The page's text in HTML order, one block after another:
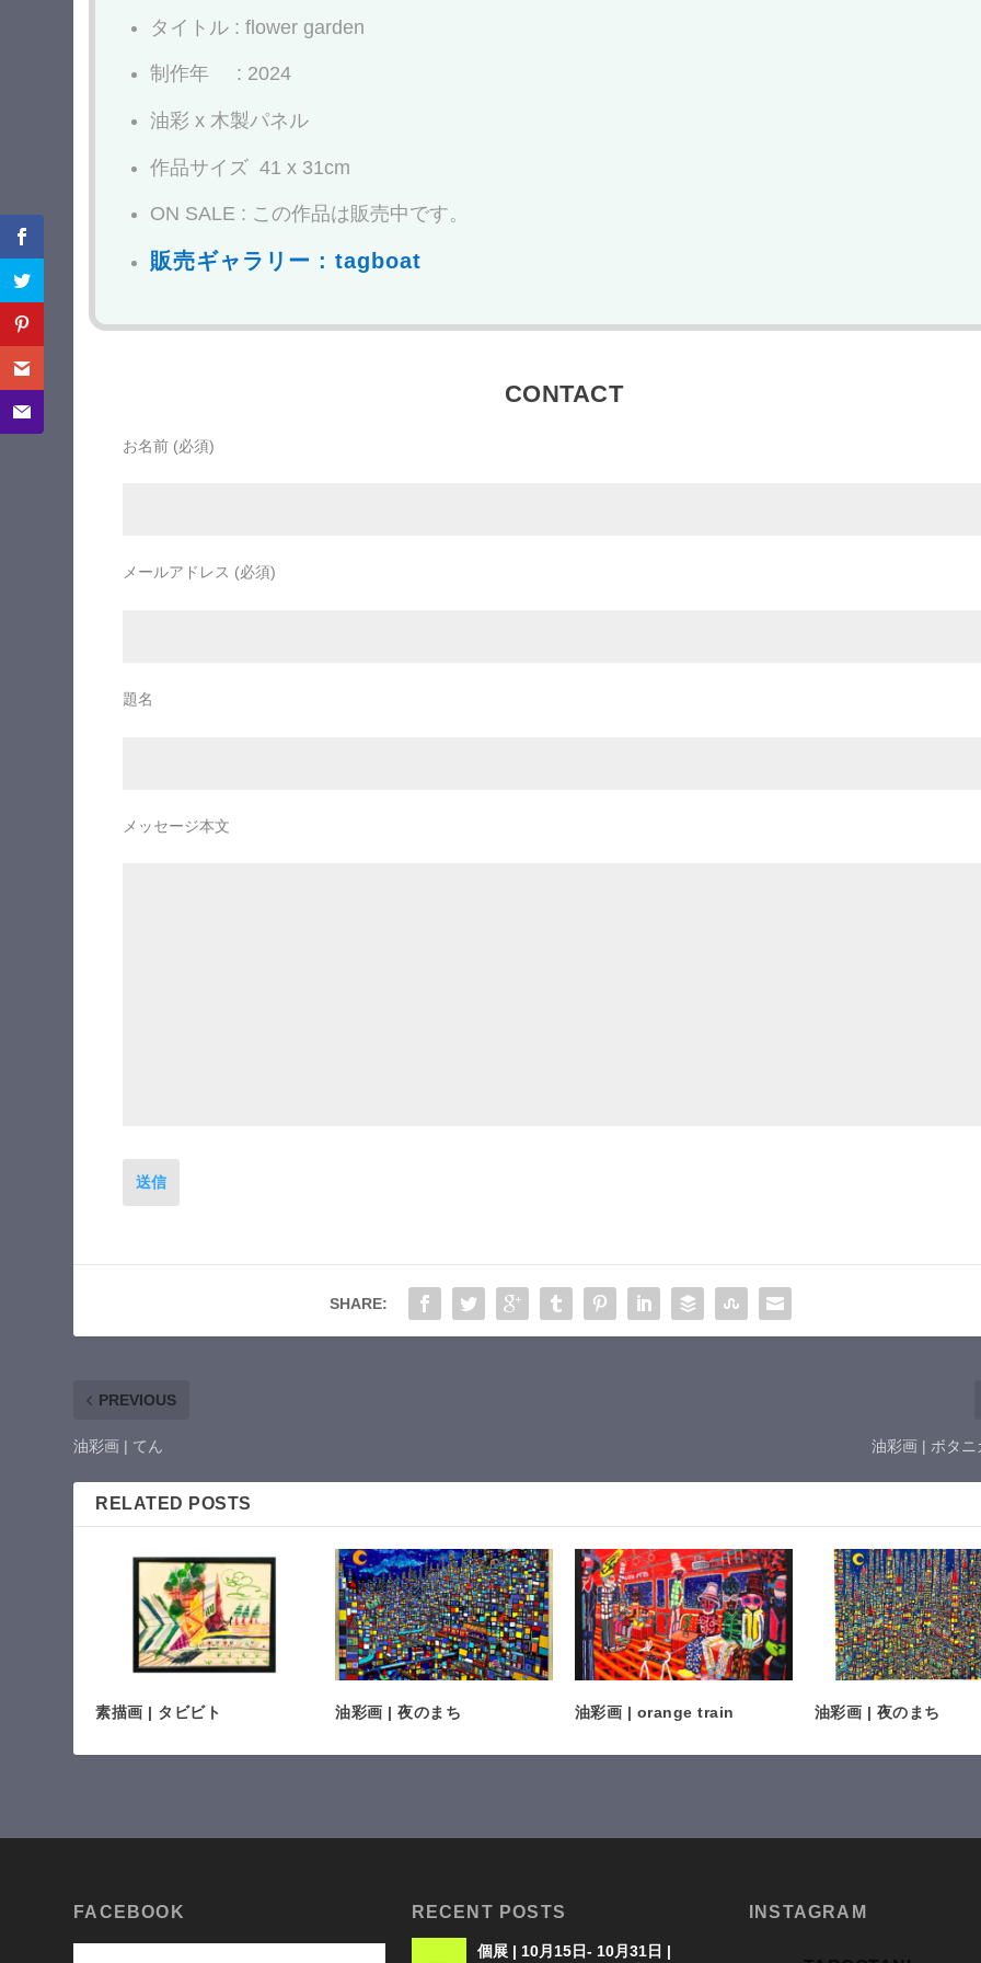
タイトル : flower garden
制作年 : 2024
油彩 x 木製パネル
作品サイズ 41 x 31cm
ON SALE : この作品は販売中です。
販売ギャラリー : tagboat
CONTACT
お名前 (必須)
メールアドレス (必須)
題名
メッセージ本文
送信
SHARE:
PREVIOUS
油彩画 | てん 油彩画 | ボタニ
RELATED POSTS
素描画 | タビビト 油彩画 | 夜のまち 油彩画 | orange train 油彩画 | 夜のまち
FACEBOOK RECENT POSTS
個展 | 10月15日- 10月31日 |
INSTAGRAM